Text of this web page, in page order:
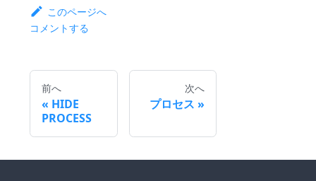
このページへ
コメントする
前へ
HIDE
PROCESS
次へ
プロセス